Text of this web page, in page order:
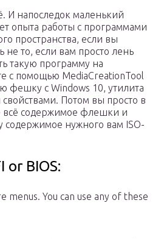
И напоследок маленький
опыта работы с программами
пространства, если вы
не то, если вам просто лень
такую программу на
с помощью MediaCreationTool
фешку с Windows 10, утилита
Потом вы просто в
всё содержимое флешки и
содержимое нужного вам ISO-
or BIOS:
menus. You can use any of these